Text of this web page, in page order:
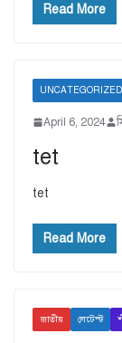
Read More
UNCATEGORIZED
April 6, 2024
tet
tet
Read More
জাতীয় লেটেস্ট